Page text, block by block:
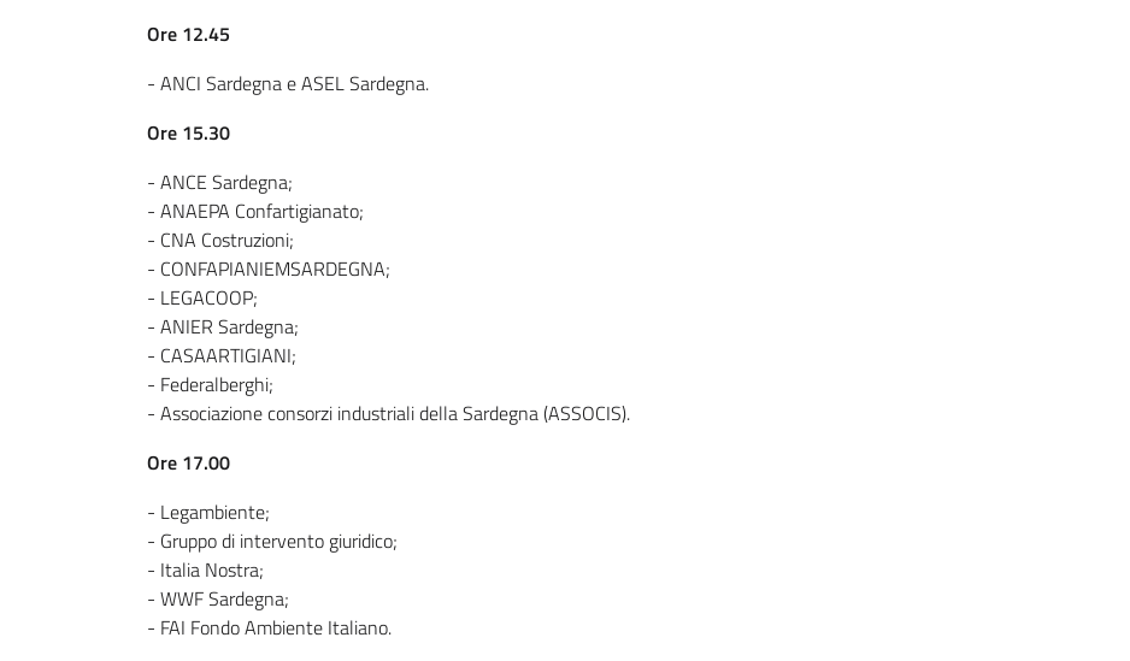
Ore 12.45
- ANCI Sardegna e ASEL Sardegna.
Ore 15.30
- ANCE Sardegna;
- ANAEPA Confartigianato;
- CNA Costruzioni;
- CONFAPIANIEMSARDEGNA;
- LEGACOOP;
- ANIER Sardegna;
- CASAARTIGIANI;
- Federalberghi;
- Associazione consorzi industriali della Sardegna (ASSOCIS).
Ore 17.00
- Legambiente;
- Gruppo di intervento giuridico;
- Italia Nostra;
- WWF Sardegna;
- FAI Fondo Ambiente Italiano.